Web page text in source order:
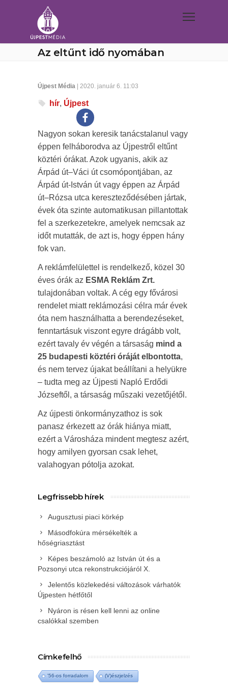
Az eltűnt idő nyomában
Újpest Média | 2020. január 6. 11:03
hír, Újpest
Nagyon sokan keresik tanácstalanul vagy
éppen felháborodva az Újpestről eltűnt
köztéri órákat. Azok ugyanis, akik az
Árpád út–Váci út csomópontjában, az
Árpád út-István út vagy éppen az Árpád
út–Rózsa utca kereszteződésében jártak,
évek óta szinte automatikusan pillantottak
fel a szerkezetekre, amelyek nemcsak az
időt mutatták, de azt is, hogy éppen hány
fok van.
A reklámfelülettel is rendelkező, közel 30
éves órák az ESMA Reklám Zrt.
tulajdonában voltak. A cég egy fővárosi
rendelet miatt reklámozási célra már évek
óta nem használhatta a berendezéseket,
fenntartásuk viszont egyre drágább volt,
ezért tavaly év végén a társaság mind a
25 budapesti köztéri óráját elbontotta,
és nem tervez újakat beállítani a helyükre
– tudta meg az Újpesti Napló Erdődi
Józseftől, a társaság műszaki vezetőjétől.
Az újpesti önkormányzathoz is sok
panasz érkezett az órák hiánya miatt,
ezért a Városháza mindent megtesz azért,
hogy amilyen gyorsan csak lehet,
valahogyan pótolja azokat.
Legfrissebb hírek
Augusztusi piaci körkép
Másodfokúra mérsékelték a
hőségriasztást
Képes beszámoló az István út és a
Pozsonyi utca rekonstrukciójáról X.
Jelentős közlekedési változások várhatók
Újpesten hétfőtől
Nyáron is résen kell lenni az online
csalókkal szemben
Címkefelhő
'56-os forradalom (V)észjelzés